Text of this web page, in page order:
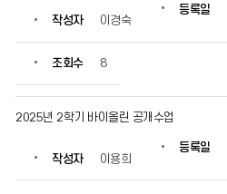
자,
록
작성자 이경숙
등록일
조회수 8
2025년 2학기 바이올린 공개수업
작성자 이용희
등록일